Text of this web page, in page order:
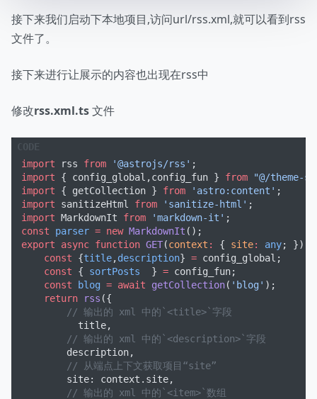
接下来我们启动下本地项目,访问url/rss.xml,就可以看到rss
文件了。
接下来进行让展示的内容也出现在rss中
修改rss.xml.ts文件
import rss from '@astrojs/rss' ;
import { config_global,config_fun } from "@/theme-
import { getCollection } from 'astro:content' ;
import sanitizeHtml from 'sanitize-html' ;
import MarkdownIt from 'markdown-it' ;
const parser = new MarkdownIt ();
export async function GET(context : { site: any; }) {
    const
{title,description} = config_global;
    const
{ sortPosts
  }
= config_fun;
    const
blog = await getCollection( 'blog' );
    return
rss ({
        // 输出的 xml 中的`<title>`字段
          title,
        // 输出的 xml 中的`<description>`字段
        description,
        // 从端点上下文获取项目“site”
        site: context.site,
        // 输出的 xml 中的`<item>`数组